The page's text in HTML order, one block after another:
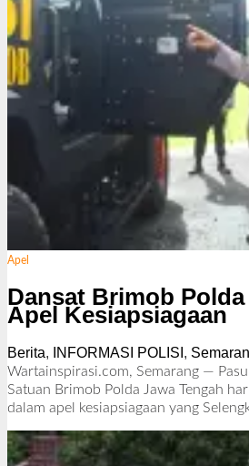
Apel
Dansat Brimob
Apel Kesiapsiagaan
Berita, INFORMASI POLISI ,
Wartainspirasi.com, Semarang —
Satuan Brimob Polda Jawa Tengah
dalam apel kesiapsiagaan yang